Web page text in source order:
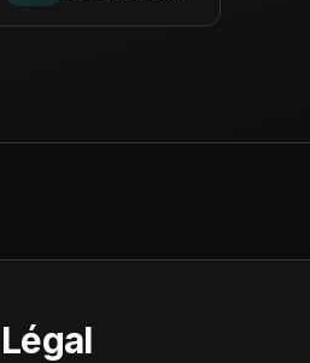
Légal